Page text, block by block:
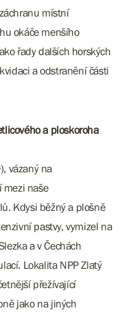
místní
okáče menšího
řady dalších horských
a odstranění části
a ploskoroha
), vázaný na
mezi naše
Kdysi běžný a plošně
pastvy, vymizel na
a v Čechách
Lokalita NPP Zlatý
přežívající
jako na jiných